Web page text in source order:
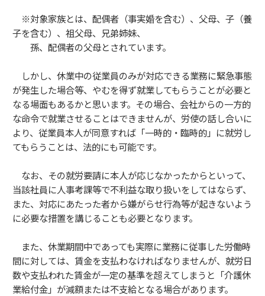
※対象家族とは、配偶者（事実婚を含む）、父母、子（養
子を含む）、祖父母、兄弟姉妹、
孫、配偶者の父母とされています。
しかし、休業中の従業員のみが対応できる業務に緊急事態
が発生した場合等、やむを得ず就業してもらうことが必要と
なる場面もあるかと思います。その場合、会社からの一方的
な命令で就業させることはできませんが、労使の話し合いに
より、従業員本人が同意すれば「一時的・臨時的」に就労し
てもらうことは、法的にも可能です。
なお、その就労要請に本人が応じなかったからといって、
当該社員に人事考課等で不利益な取り扱いをしてはならず、
また、対応にあたった者から嫌がらせ行為等が起きないよう
に必要な措置を講じることも必要となります。
また、休業期間中であっても実際に業務に従事した労働時
間に対しては、賃金を支払わなければなりませんが、就労日
数や支払われた賃金が一定の基準を超えてしまうと「介護休
業給付金」が減額または不支給となる場合があります。